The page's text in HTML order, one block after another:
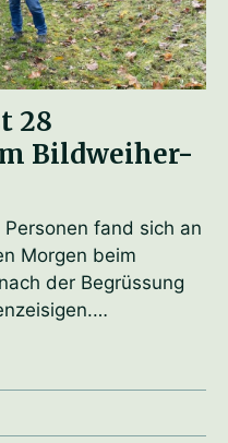
28
Bildweiher-
fand sich an
Morgen beim
der Begrüssung